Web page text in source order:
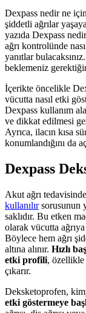
Dexpass nedir ne
şiddetli ağrılar
yazıda Dexpass
ağrı kontrolünde
yanıtlar
beklemeniz
İçerikte öncelikle
vücutta nasıl etki
Dexpass kullanım
ve dikkat edilmesi
Ayrıca, ilacın kısa
konumlandığını da
Dexpass
Akut ağrı
kullanılırsorusunun
saklıdır. Bu etken
olarak vücutta
Böylece hem ağrı
altına alınır. Hızlı
etki profili, özellikle
çıkarır.
Deks­ketoprofen,
etki göstermeye